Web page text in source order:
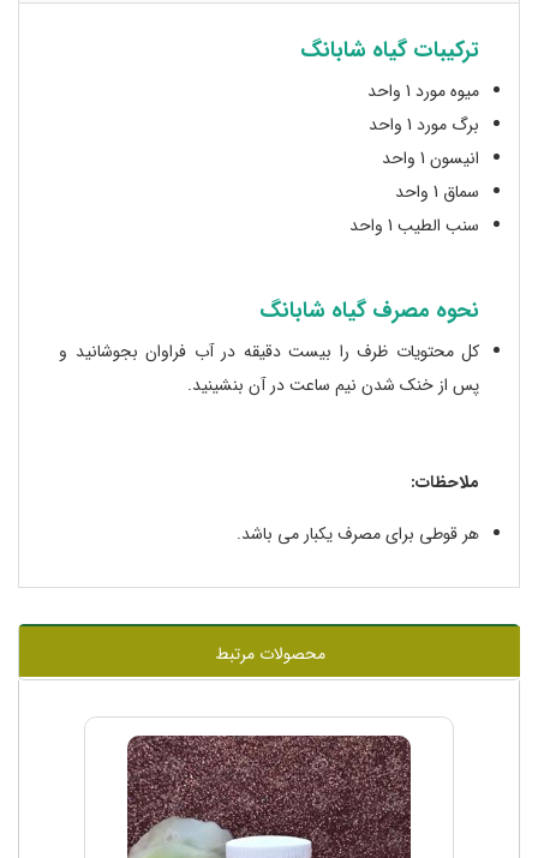
ترکیبات گیاه شابانگ
میوه مورد 1 واحد
برگ مورد 1 واحد
انیسون 1 واحد
سماق 1 واحد
سنب الطیب 1 واحد
نحوه مصرف گیاه شابانگ
کل محتویات ظرف را بیست دقیقه در آب فراوان بجوشانید و
پس از خنک شدن نیم ساعت در آن بنشینید.
ملاحظات:
هر قوطی برای مصرف یکبار می باشد.
محصولات مرتبط